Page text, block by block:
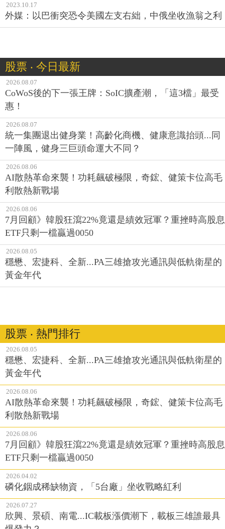
2023.10.17
外媒：以巴衝突恐令美國左支右絀，中俄坐收漁翁之利
股票 ‧ 今日最新
2026.08.07
CoWoS後的下一張王牌：SoIC擴產潮，「這3檔」最受
惠！
2026.08.07
統一集團退出健身業！高齡化商機、健康意識抬頭...同
一陣風，健身三巨頭命運大不同？
2026.08.06
AI散熱革命來襲！功耗飆破極限，奇鋐、健策卡位高毛
利散熱新戰場
2026.08.06
7月回顧》韓股狂瀉22%竟還是績效冠軍？重挫時高股息
ETF只剩一檔贏過0050
2026.08.05
穩懋、宏捷科、全新...PA三雄搶攻光通訊與低軌衛星的
黃金年代
股票 ‧ 熱門排行
2026.08.05
穩懋、宏捷科、全新...PA三雄搶攻光通訊與低軌衛星的
黃金年代
2026.08.06
AI散熱革命來襲！功耗飆破極限，奇鋐、健策卡位高毛
利散熱新戰場
2026.08.06
7月回顧》韓股狂瀉22%竟還是績效冠軍？重挫時高股息
ETF只剩一檔贏過0050
2026.04.02
磷化銦成稀缺物資，「5台廠」坐收戰略紅利
2026.07.27
欣興、景碩、南電...IC載板漲價潮下，載板三雄誰最具